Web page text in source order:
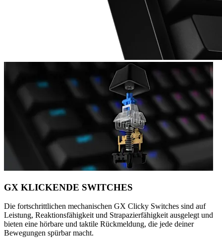
GX KLICKENDE SWITCHES
Die fortschrittlichen mechanischen GX Clicky Switches sind auf
Leistung, Reaktionsfähigkeit und Strapazierfähigkeit ausgelegt und
bieten eine hörbare und taktile Rückmeldung, die jede deiner
Bewegungen spürbar macht.